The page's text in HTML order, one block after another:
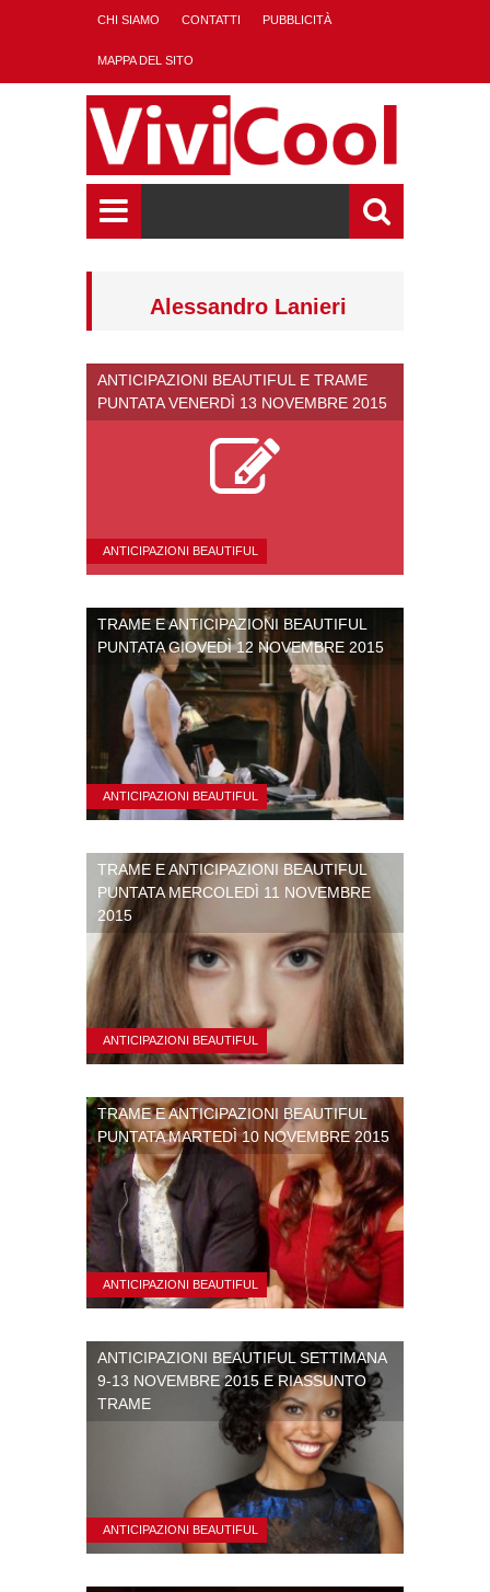
CHI SIAMO CONTATTI PUBBLICITÀ
MAPPA DEL SITO
Alessandro Lanieri
ANTICIPAZIONI BEAUTIFUL
ANTICIPAZIONI BEAUTIFUL E TRAME
PUNTATA VENERDÌ 13 NOVEMBRE 2015
ANTICIPAZIONI BEAUTIFUL
TRAME E ANTICIPAZIONI BEAUTIFUL
PUNTATA GIOVEDÌ 12 NOVEMBRE 2015
ANTICIPAZIONI BEAUTIFUL
TRAME E ANTICIPAZIONI BEAUTIFUL
PUNTATA MERCOLEDÌ 11 NOVEMBRE
2015
ANTICIPAZIONI BEAUTIFUL
TRAME E ANTICIPAZIONI BEAUTIFUL
PUNTATA MARTEDÌ 10 NOVEMBRE 2015
ANTICIPAZIONI BEAUTIFUL
ANTICIPAZIONI BEAUTIFUL SETTIMANA
9-13 NOVEMBRE 2015 E RIASSUNTO
TRAME